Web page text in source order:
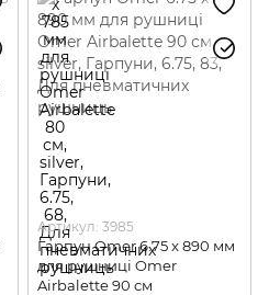
Артикул: 3985
Гарпун Omer 6.75 x 890 мм
для рушниці Omer
Airbalette 90 см